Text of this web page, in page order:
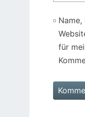
für